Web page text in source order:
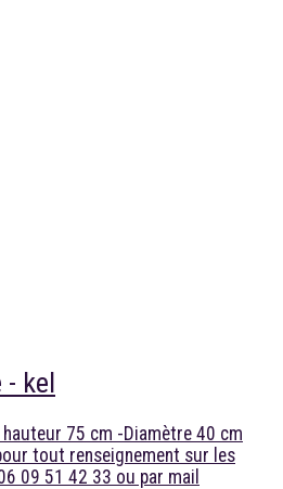
- kel
75 cm -Diamètre 40 cm
tout renseignement sur les
09 51 42 33 ou par mail